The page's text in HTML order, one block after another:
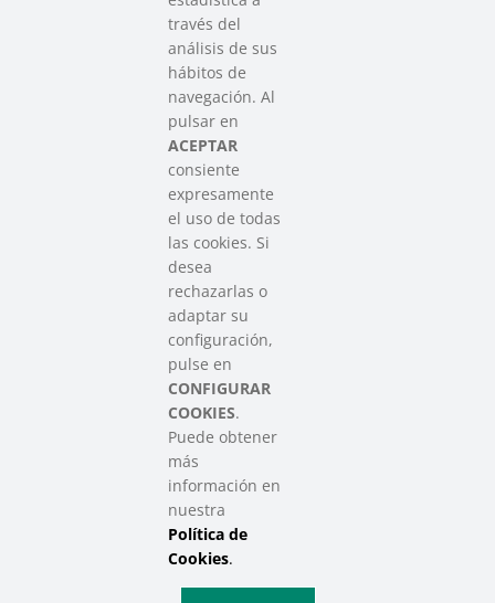
SAREEN SAREA
Asociación que agrupa a las redes
del Tercer Sector Social en Euskadi
Contacto
info@sareensarea.eu
Iparraguirre, 9 lonja – 48009 Bilbao
946 569 230
Colabora
SAREEN SAREA Euskadiko Hirugarren Sektore Soziala – Tercer
Sector Social de Euskadi
Política de Privacidad|Política de Cookies
través del
análisis de sus
hábitos de
navegación. Al
pulsar en
ACEPTAR
consiente
expresamente
el uso de todas
las cookies. Si
desea
rechazarlas o
adaptar su
configuración,
pulse en
CONFIGURAR
COOKIES.
Puede obtener
más
información en
nuestra
Política de
Cookies.